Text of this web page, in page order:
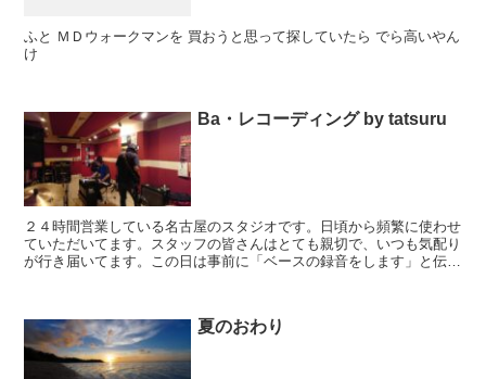
ふと ＭＤウォークマンを 買おうと思って探していたら でら高いやん
け
Ba・レコーディング by tatsuru
２４時間営業している名古屋のスタジオです。日頃から頻繁に使わせ
ていただいてます。スタッフの皆さんはとても親切で、いつも気配り
が行き届いてます。この日は事前に「ベースの録音をします」と伝え
夏のおわり